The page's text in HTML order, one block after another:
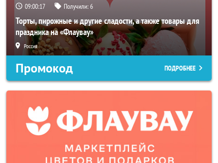
09:00:16 Получили:6
Торты, пирожные и другие сладости, а также товары для
праздника на «Флаувау»
Россия
Промокод ПОДРОБНЕЕ